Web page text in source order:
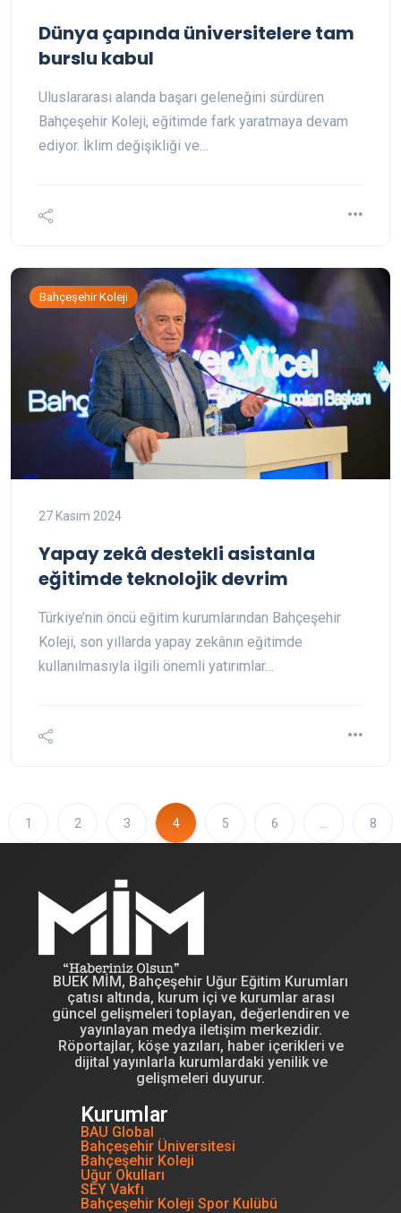
Dünya çapında üniversitelere tam
burslu kabul
Uluslararası alanda başarı geleneğini sürdüren
Bahçeşehir Koleji, eğitimde fark yaratmaya devam
ediyor. İklim değişikliği ve…
Bahçeşehir Koleji
27 Kasım 2024
Yapay zekâ destekli asistanla
eğitimde teknolojik devrim
Türkiye’nin öncü eğitim kurumlarından Bahçeşehir
Koleji, son yıllarda yapay zekânın eğitimde
kullanılmasıyla ilgili önemli yatırımlar…
1 2 3 4 5 6 8
BUEK MİM, Bahçeşehir Uğur Eğitim Kurumları
çatısı altında, kurum içi ve kurumlar arası
güncel gelişmeleri toplayan, değerlendiren ve
yayınlayan medya iletişim merkezidir.
Röportajlar, köşe yazıları, haber içerikleri ve
dijital yayınlarla kurumlardaki yenilik ve
gelişmeleri duyurur.
Kurumlar
BAU Global
Bahçeşehir Üniversitesi
Bahçeşehir Koleji
Uğur Okulları
SEY Vakfı
Bahçeşehir Koleji Spor Kulübü